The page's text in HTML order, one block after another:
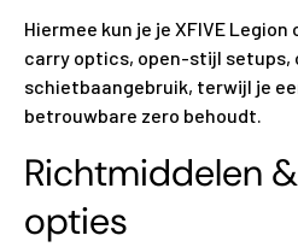
Hiermee kun je je XFIVE
carry optics, open-stijl setups,
schietbaangebruik, terwijl je
betrouwbare zero behoudt.
Richtmiddelen
opties